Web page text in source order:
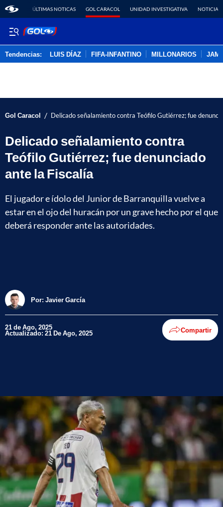
ÚLTIMAS NOTICAS GOL CARACOL UNIDAD INVESTIGATIVA NOTICIAS
Tendencias: LUIS DÍAZ FIFA-INFANTINO MILLONARIOS
Gol Caracol / Delicado señalamiento contra Teófilo Gutiérrez; fue
Delicado señalamiento contra
Teófilo Gutiérrez; fue denunciado
ante la Fiscalía
El jugador e ídolo del Junior de Barranquilla vuelve a
estar en el ojo del huracán por un grave hecho por el que
deberá responder ante las autoridades.
Por: Javier García
21 de Ago, 2025
Actualizado: 21 De Ago, 2025 Compartir